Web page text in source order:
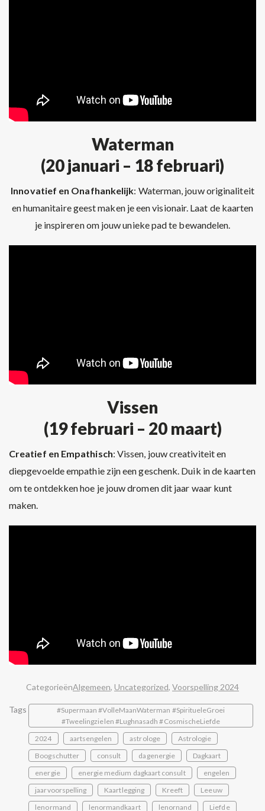
Waterman
(20 januari – 18 februari)
Innovatief en Onafhankelijk: Waterman, jouw originaliteit
en humanitaire geest maken je een visionair. Laat de kaarten
je inspireren om jouw unieke pad te bewandelen.
Vissen
(19 februari – 20 maart)
Creatief en Empathisch: Vissen, jouw creativiteit en
diepgevoelde empathie zijn een geschenk. Duik in de kaarten
om te ontdekken hoe je jouw dromen dit jaar waar kunt
maken.
CategorieënAlgemeen, Uncategorized, Voorspelling 2024
Tags
#Supermaan #VolleMaanWaterman #SpiritueleGroei
#Tweelingzielen #Lughnasadh #CosmischeLiefde
2024
aartsengelen astrologe
Astrologie
Boogschutter
consult dagenergie
Dagkaart
energie
energie medium dagkaart consult
engelen
jaarvoorspelling
Kaartlegging Kreeft
Leeuw
lenormand
lenormandkaart lenornand Liefde